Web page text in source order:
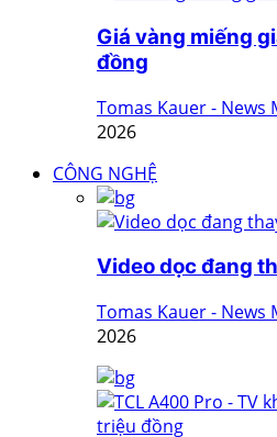
Giá vàng miếng
đồng
Tomas Kauer - News
2026
CÔNG NGHỆ
Video dọc đang
Tomas Kauer - News
2026